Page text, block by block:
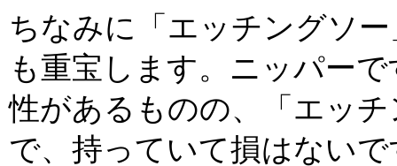
ちなみに「エッチングソ
も重宝します。ニッパー
性があるものの、「エッ
で、持っていて損はないで